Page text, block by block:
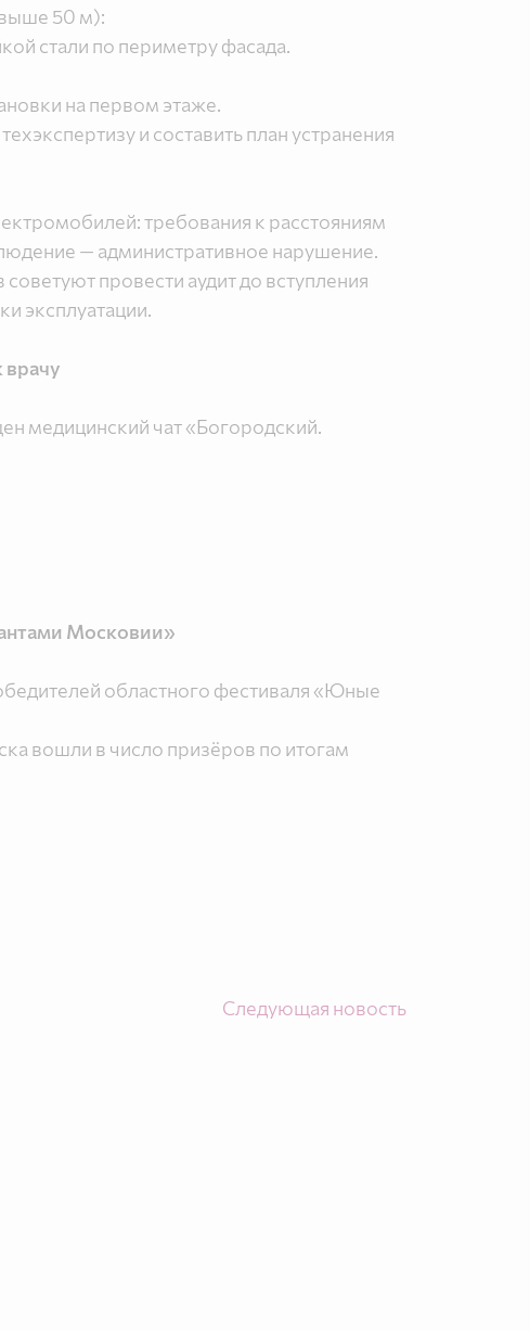
50 м):
стали по периметру фасада.
на первом этаже.
и составить план устранения
требования к расстояниям
— административное нарушение.
провести аудит до вступления
эксплуатации.
врачу
медицинский чат «Богородский.
Московии»
областного фестиваля «Юные
вошли в число призёров по итогам
Следующая новость